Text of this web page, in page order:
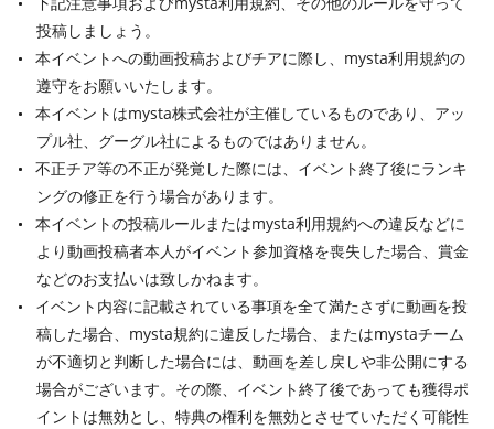
投稿しましょう。
本イベントへの動画投稿およびチアに際し、mysta利用規約の
遵守をお願いいたします。
本イベントはmysta株式会社が主催しているものであり、アッ
プル社、グーグル社によるものではありません。
不正チア等の不正が発覚した際には、イベント終了後にランキ
ングの修正を行う場合があります。
本イベントの投稿ルールまたはmysta利用規約への違反などに
より動画投稿者本人がイベント参加資格を喪失した場合、賞金
などのお支払いは致しかねます。
イベント内容に記載されている事項を全て満たさずに動画を投
稿した場合、mysta規約に違反した場合、またはmystaチーム
が不適切と判断した場合には、動画を差し戻しや非公開にする
場合がございます。その際、イベント終了後であっても獲得ポ
イントは無効とし、特典の権利を無効とさせていただく可能性